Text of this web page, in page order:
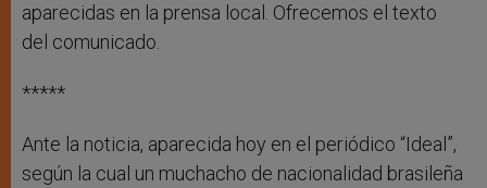
aparecidas en la prensa local. Ofrecemos el texto
del comunicado.
*****
Ante la noticia, aparecida hoy en el periódico “Ideal”,
según la cual un muchacho de nacionalidad brasileña